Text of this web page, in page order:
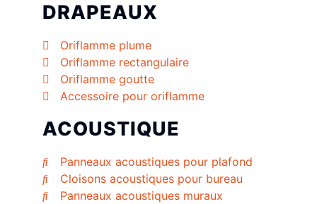
DRAPEAUX
Oriflamme plume
Oriflamme rectangulaire
Oriflamme goutte
Accessoire pour oriflamme
ACOUSTIQUE
Panneaux acoustiques pour plafond
Cloisons acoustiques pour bureau
Panneaux acoustiques muraux